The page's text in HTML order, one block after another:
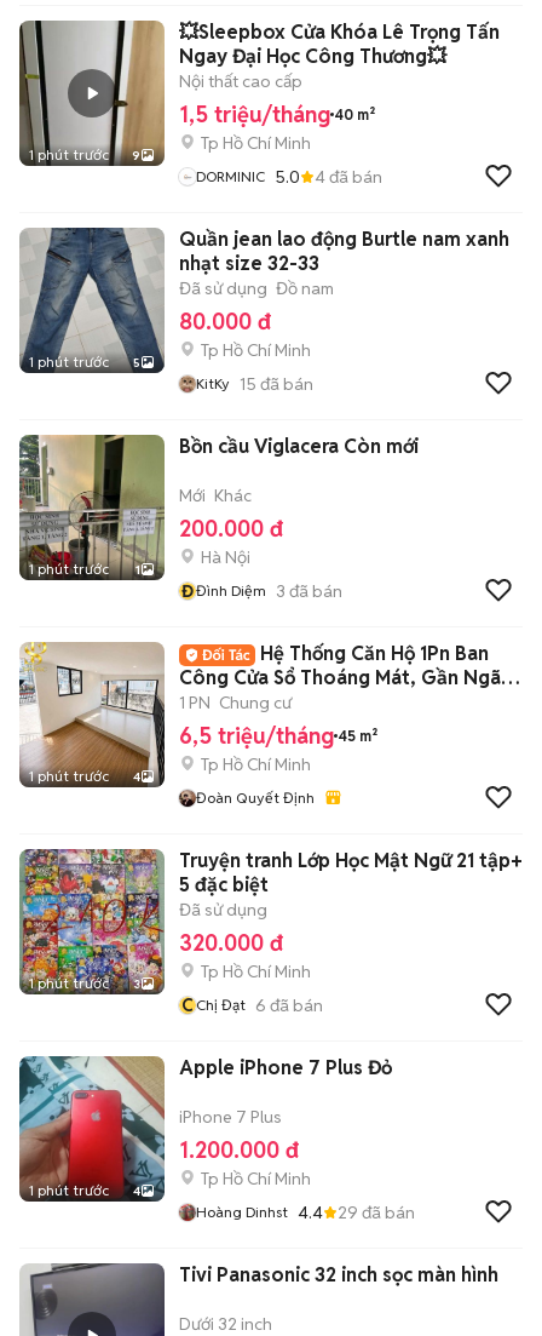
1 phút trước 9
💥Sleepbox Cửa Khóa Lê Trọng Tấn
Ngay Đại Học Công Thương💥
Nội thất cao cấp
1,5 triệu/tháng 40 m²
Tp Hồ Chí Minh
DORMINIC 5.0 4đã bán
1 phút trước 5
Quần jean lao động Burtle nam xanh
nhạt size 32-33
Đã sử dụng Đồ nam
80.000 đ
Tp Hồ Chí Minh
KitKy 15 đã bán
1 phút trước 1
Bồn cầu Viglacera Còn mới
Mới Khác
200.000 đ
Hà Nội
ĐĐình Diệm 3 đã bán
1 phút trước 4
Hệ Thống Căn Hộ 1Pn Ban
Công Cửa Sổ Thoáng Mát, Gần Ngã
Tư Hàng Xanh
1 PN Chung cư
6,5 triệu/tháng 45 m²
Tp Hồ Chí Minh
Đoàn Quyết Định
1 phút trước 3
Truyện tranh Lớp Học Mật Ngữ 21 tập+
5 đặc biệt
Đã sử dụng
320.000 đ
Tp Hồ Chí Minh
CChị Đạt 6 đã bán
1 phút trước 4
Apple iPhone 7 Plus Đỏ
iPhone 7 Plus
1.200.000 đ
Tp Hồ Chí Minh
Hoàng Dinhst 4.4 29 đã bán
Tivi Panasonic 32 inch sọc màn hình
Dưới 32 inch